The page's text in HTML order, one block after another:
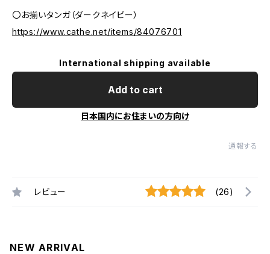
〇お揃いタンガ（ダークネイビー）
https://www.cathe.net/items/84076701
International shipping available
Add to cart
日本国内にお住まいの方向け
通報する
レビュー (26)
NEW ARRIVAL